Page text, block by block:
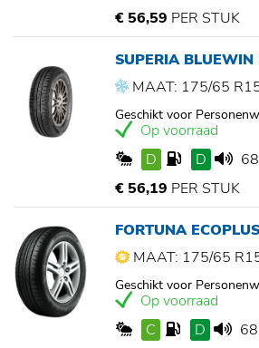
€ 56,59 PER STUK
SUPERIA BLUEWIN
MAAT: 175/65
Geschikt voor
Op voorraad
D
D
€ 56,19 PER STUK
FORTUNA
MAAT: 175/65
Geschikt voor
Op voorraad
C
D